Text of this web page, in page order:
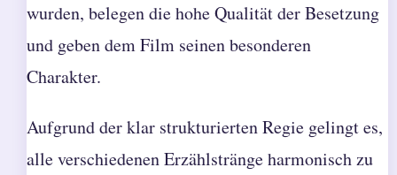
wurden, belegen die hohe Qualität der Besetzung
und geben dem Film seinen besonderen
Charakter.
Aufgrund der klar strukturierten Regie gelingt es,
alle verschiedenen Erzählstränge harmonisch zu